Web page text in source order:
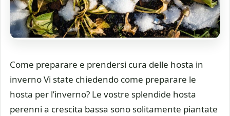
Come preparare e prendersi cura delle hosta in
inverno Vi state chiedendo come preparare le
hosta per l’inverno? Le vostre splendide hosta
perenni a crescita bassa sono solitamente piantate